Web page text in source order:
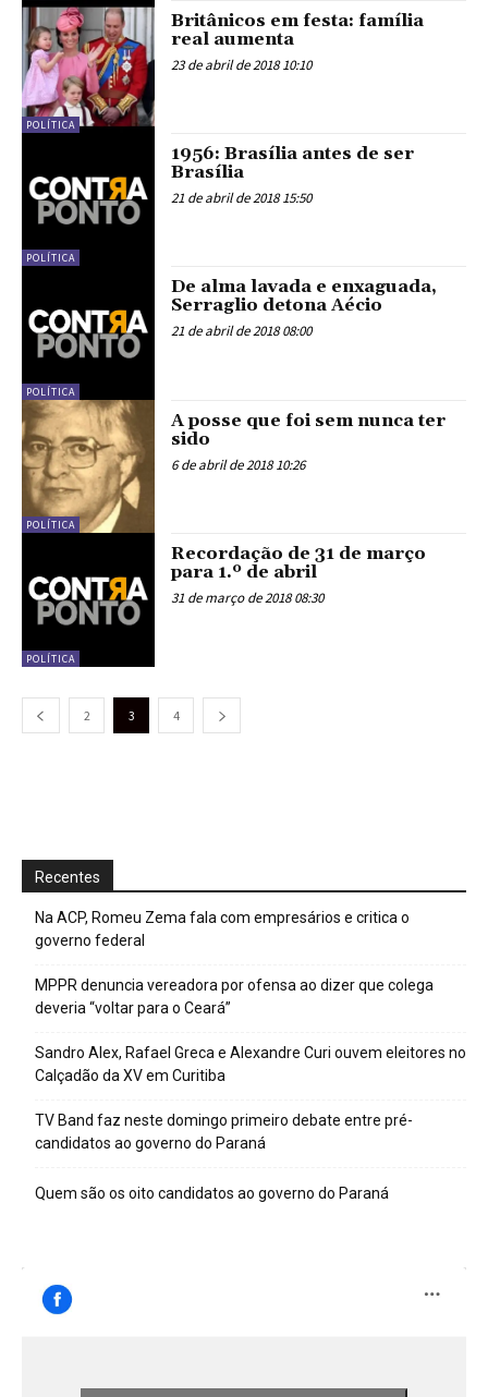
POLÍTICA
Britânicos em festa: família
real aumenta
23 de abril de 2018 10:10
POLÍTICA
1956: Brasília antes de ser
Brasília
21 de abril de 2018 15:50
POLÍTICA
De alma lavada e enxaguada,
Serraglio detona Aécio
21 de abril de 2018 08:00
POLÍTICA
A posse que foi sem nunca ter
sido
6 de abril de 2018 10:26
POLÍTICA
Recordação de 31 de março
para 1.º de abril
31 de março de 2018 08:30
2 3 4
Recentes
Na ACP, Romeu Zema fala com empresários e critica o
governo federal
MPPR denuncia vereadora por ofensa ao dizer que colega
deveria “voltar para o Ceará”
Sandro Alex, Rafael Greca e Alexandre Curi ouvem eleitores no
Calçadão da XV em Curitiba
TV Band faz neste domingo primeiro debate entre pré-
candidatos ao governo do Paraná
Quem são os oito candidatos ao governo do Paraná